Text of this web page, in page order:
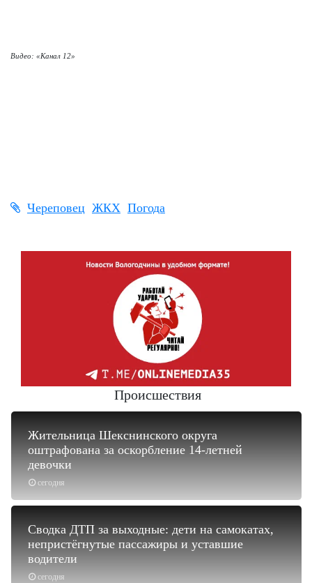
Видео: «Канал 12»
Череповец ЖКХ Погода
Происшествия
сегодня
Жительница Шекснинского округа
оштрафована за оскорбление 14-летней
девочки
сегодня
Сводка ДТП за выходные: дети на самокатах,
непристёгнутые пассажиры и уставшие
водители